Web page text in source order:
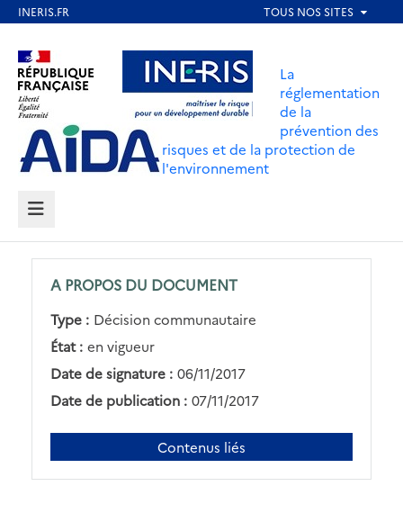
contenu
principal
Aller au contenu Aller au menu
Aller au pied de page
La
réglementation
de la
prévention des
risques et de la protection de
l'environnement
MENU
A PROPOS DU DOCUMENT
Type : Décision communautaire
État : en vigueur
Date de signature : 06/11/2017
Date de publication : 07/11/2017
Contenus liés